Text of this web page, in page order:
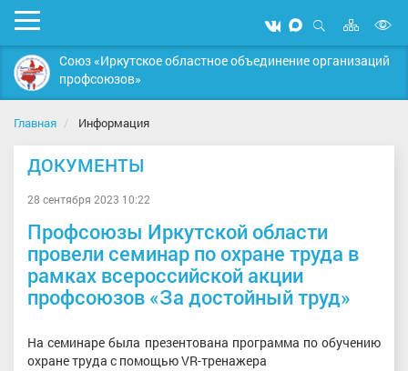
Мобильное
меню
Мы
вконтакте
Мы
в
MAX
Открыть
поиск
Карта
сайта
Союз «Иркутское областное объединение организаций
профсоюзов»
Главная Информация
ДОКУМЕНТЫ
28 сентября 2023 10:22
Профсоюзы Иркутской области
провели семинар по охране труда в
рамках всероссийской акции
профсоюзов «За достойный труд»
На семинаре была презентована программа по обучению
охране труда с помощью VR-тренажера